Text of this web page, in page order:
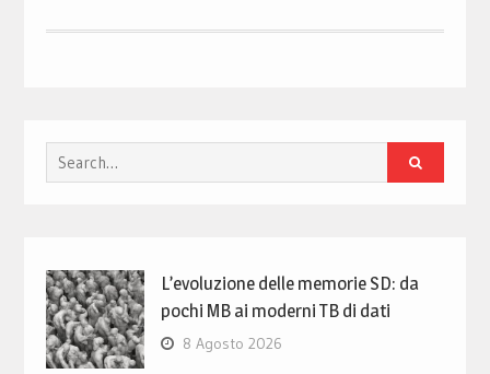
Search
for:
L’evoluzione delle memorie SD: da
pochi MB ai moderni TB di dati
8 Agosto 2026